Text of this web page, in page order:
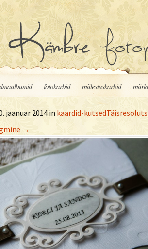
fotokarbid mälestuskarbid
jaanuar 2014 in kaardid-kutsed
→